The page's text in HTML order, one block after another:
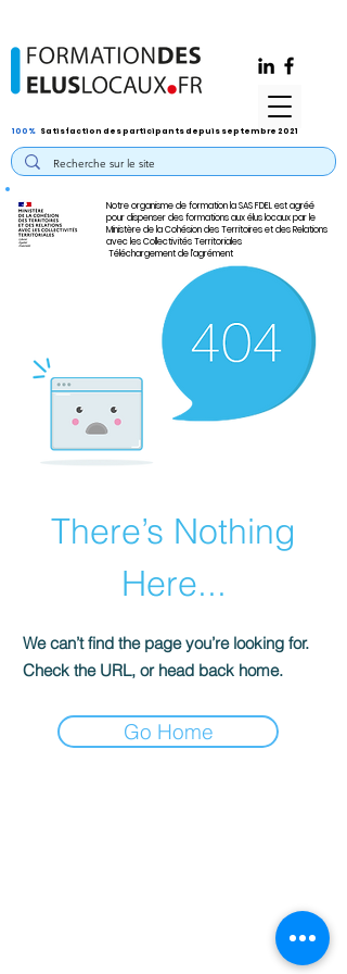
Notre organisme de formation la SAS FDEL est agréé
pour dispenser des formations aux élus locaux par le
Ministère de la Cohésion des Territoires et des Relations
avec les Collectivités Territoriales
Téléchargement de l'agrément
100% Satisfaction des participants depuis septembre 2021
There’s Nothing
Here...
We can’t find the page you’re looking for.
Check the URL, or head back home.
Go Home